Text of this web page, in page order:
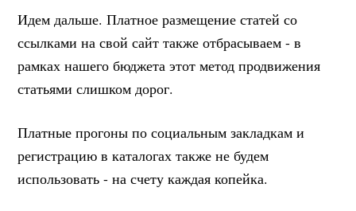
Идем дальше. Платное размещение статей со
ссылками на свой сайт также отбрасываем - в
рамках нашего бюджета этот метод продвижения
статьями слишком дорог.
Платные прогоны по социальным закладкам и
регистрацию в каталогах также не будем
использовать - на счету каждая копейка.